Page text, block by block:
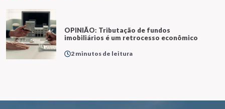
OPINIÃO: Tributação de fundos
imobiliários é um retrocesso econômico
2 minutos de leitura